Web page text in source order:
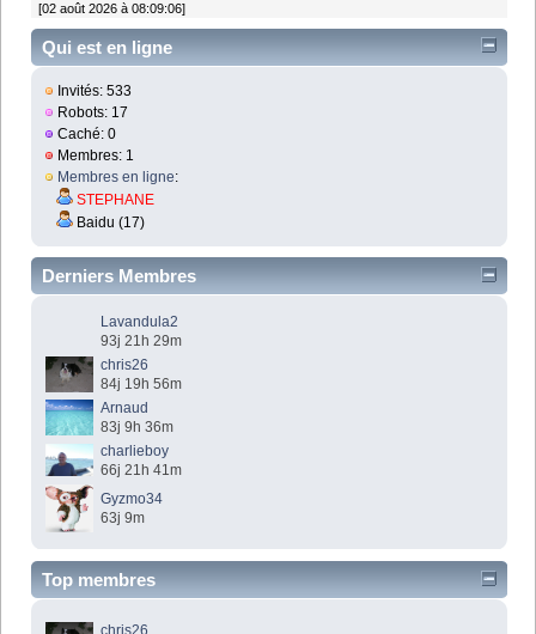
[02 août 2026 à 08:09:06]
Qui est en ligne
Invités: 533
Robots: 17
Caché: 0
Membres: 1
Membres en ligne:
STEPHANE
Baidu (17)
Derniers Membres
Lavandula2
93j 21h 29m
chris26
84j 19h 56m
Arnaud
83j 9h 36m
charlieboy
66j 21h 41m
Gyzmo34
63j 9m
Top membres